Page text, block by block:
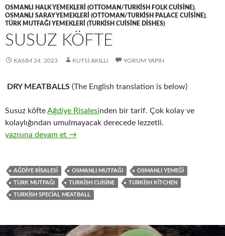
OSMANLI HALK YEMEKLERI (OTTOMAN/TURKISH FOLK CUISINE),
OSMANLI SARAY YEMEKLERI (OTTOMAN/TURKISH PALACE CUISINE),
TÜRK MUTFAĞI YEMEKLERI (TURKISH CUISINE DISHES)
SUSUZ KÖFTE
KASIM 24, 2023 KUTSI AKILLI YORUM YAPIN
DRY MEATBALLS (The English translation is below)
Susuz köfteAğdiye Risalesinden bir tarif. Çok kolay ve
kolaylığından umulmayacak derecede lezzetli.
SUSUZ KÖFTE
yazısına devam et →
AĞDIYE RISALESI OSMANLI MUTFAĞI OSMANLI YEMEĞI
TÜRK MUTFAĞI TURKISH CUISINE TURKISH KITCHEN
TURKISH SPECIAL MEATBALL